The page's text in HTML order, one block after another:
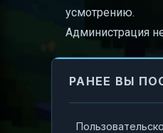
усмотрению.
Администрация
РАНЕЕ ВЫ